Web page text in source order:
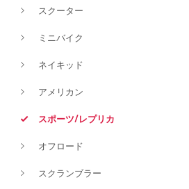
スクーター
ミニバイク
ネイキッド
アメリカン
スポーツ/レプリカ
オフロード
スクランブラー